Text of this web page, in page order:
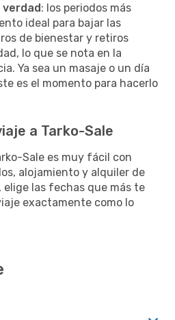
verdad: los periodos más
ideal para bajar las
de bienestar y retiros
lo que se nota en la
Ya sea un masaje o un día
es el momento para hacerlo
a Tarko-Sale
Sale es muy fácil con
alojamiento y alquiler de
elige las fechas que más te
exactamente como lo